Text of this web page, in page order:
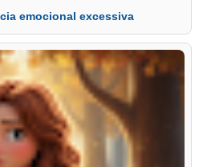
emocional excessiva